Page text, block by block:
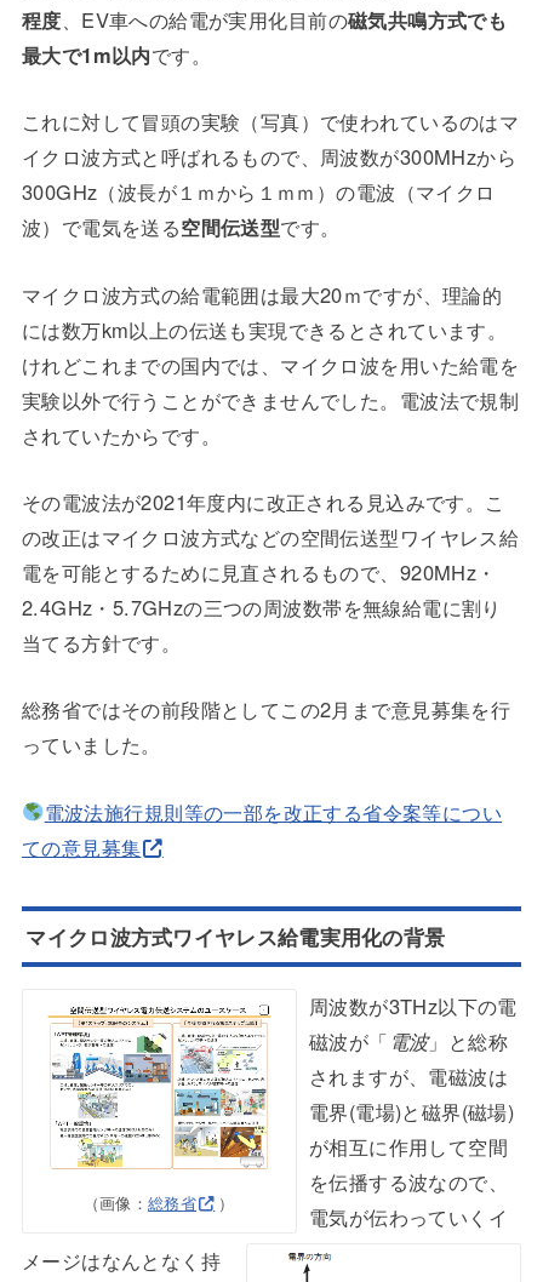
程度 、EV車への給電が実用化目前の磁気共鳴方式でも
最大で1m以内です。
これに対して冒頭の実験（写真）で使われているのはマ
イクロ波方式と呼ばれるもので、周波数が300MHzから
300GHz（波長が１ｍから１ｍｍ）の電波（マイクロ
波）で電気を送る空間伝送型です。
マイクロ波方式の給電範囲は最大20ｍですが、理論的
には数万km以上の伝送も実現できるとされています。
けれどこれまでの国内では、マイクロ波を用いた給電を
実験以外で行うことができませんでした。電波法で規制
されていたからです。
その電波法が2021年度内に改正される見込みです。こ
の改正はマイクロ波方式などの空間伝送型ワイヤレス給
電を可能とするために見直されるもので、920MHz・
2.4GHz・5.7GHzの三つの周波数帯を無線給電に割り
当てる方針です。
総務省ではその前段階としてこの2月まで意見募集を行
っていました。
電波法施行規則等の一部を改正する省令案等につい
ての意見募集
マイクロ波方式ワイヤレス給電実用化の背景
（画像：総務省 ）
周波数が3THz以下の電
磁波が「 電波」と総称
されますが、電磁波は
電界(電場)と磁界(磁場)
が相互に作用して空間
を伝播する波なので、
電気が伝わっていくイ
メージはなんとなく持